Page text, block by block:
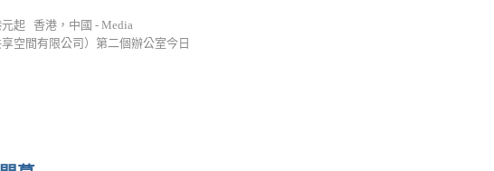
起 香港，中國 - Media
空間有限公司）第二個辦公室今日